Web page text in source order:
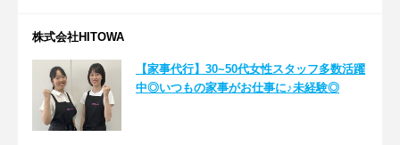
株式会社HITOWA
【家事代行】30~50代女性スタッフ多数活躍
中◎いつもの家事がお仕事に♪未経験◎